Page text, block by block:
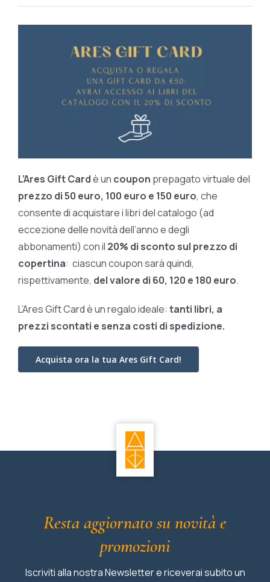
L’Ares Gift Cardè un coupon prepagato virtuale del
prezzo di 50 euro, 100 euro e 150 euro, che
consente di acquistare i libri del catalogo (ad
eccezione delle novità dell’anno e degli
abbonamenti) con il 20% di sconto sul prezzo di
copertina: ciascun coupon sarà quindi,
rispettivamente, del valore di 60, 120 e 180 euro.
L’Ares Gift Card è un regalo ideale: tanti libri, a
prezzi scontati e senza costi di spedizione.
Acquista ora la tua Ares Gift Card!
Resta aggiornato su novità e
promozioni
Iscriviti alla nostra Newsletter e riceverai subito un